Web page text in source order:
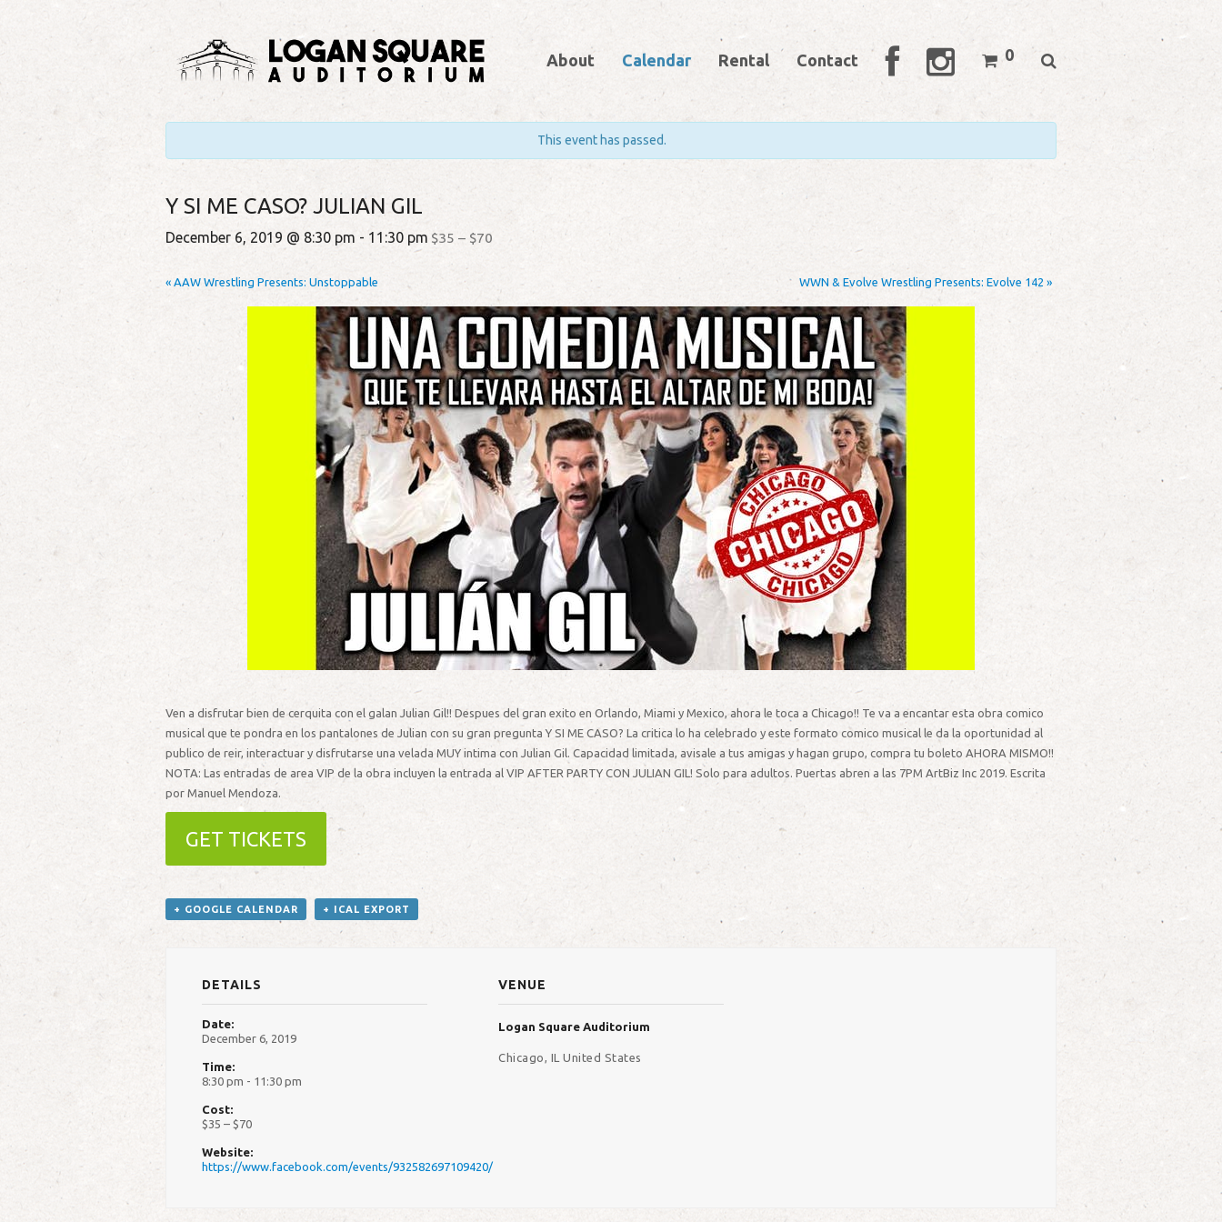
About Calendar Rental Contact 0
This event has passed.
Y SI ME CASO? JULIAN GIL
December 6, 2019 @ 8:30 pm - 11:30 pm $35 – $70
« AAW Wrestling Presents: Unstoppable WWN & Evolve Wrestling Presents: Evolve 142 »
Ven a disfrutar bien de cerquita con el galan Julian Gil!! Despues del gran exito en Orlando, Miami y Mexico, ahora le toca a Chicago!! Te va a encantar esta obra comico
musical que te pondra en los pantalones de Julian con su gran pregunta Y SI ME CASO? La critica lo ha celebrado y este formato comico musical le da la oportunidad al
publico de reir, interactuar y disfrutarse una velada MUY intima con Julian Gil. Capacidad limitada, avisale a tus amigas y hagan grupo, compra tu boleto AHORA MISMO!!
NOTA: Las entradas de area VIP de la obra incluyen la entrada al VIP AFTER PARTY CON JULIAN GIL! Solo para adultos. Puertas abren a las 7PM ArtBiz Inc 2019. Escrita
por Manuel Mendoza.
GET TICKETS
+ GOOGLE CALENDAR + ICAL EXPORT
DETAILS
Date:
December 6, 2019
Time:
8:30 pm - 11:30 pm
Cost:
$35 – $70
Website:
https://www.facebook.com/events/932582697109420/
VENUE
Logan Square Auditorium
Chicago, IL United States